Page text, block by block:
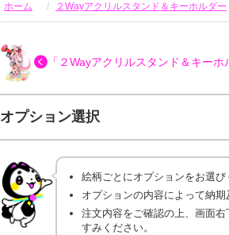
ホーム ２Wayアクリルスタンド＆キーホルダー
「２Wayアクリルスタンド＆キーホ
オプション選択
絵柄ごとにオプションをお選び
オプションの内容によって納
注文内容をご確認の上、画面
すみください。